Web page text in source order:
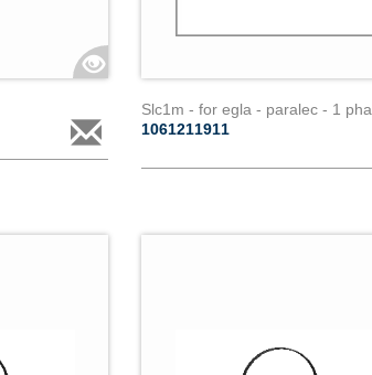
Slc1m - for egla - paralec - 1
1061211911